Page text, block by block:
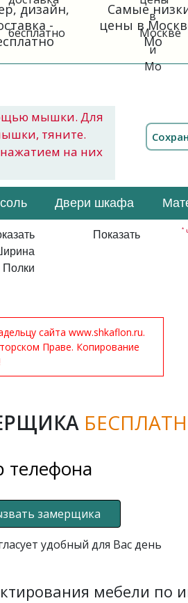
дизайн,
-
Самые
цены в
Мо
мышки. Для
тяните.
на них
Двери шкафа
Полки
Показать *
сайта www.shkaflon.ru.
Праве. Копирование
телефона
замерщика
удобный для Вас день
мебели по